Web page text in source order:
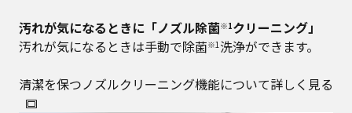
汚れが気になるときに「ノズル除菌※1クリーニング」
汚れが気になるときは手動で除菌※1 洗浄ができます。
清潔を保つノズルクリーニング機能について詳しく見る